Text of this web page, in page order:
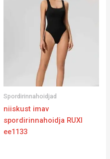
Spordirinnahoidjad
niiskust imav
spordirinnahoidja RUXI
ee1133